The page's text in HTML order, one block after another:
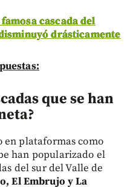
cascada del
drásticamente
que se han
en plataformas como
han popularizado el
del sur del Valle de
El Embrujo y La